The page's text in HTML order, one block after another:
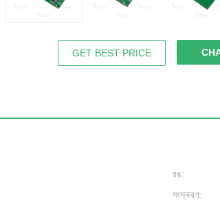
GET BEST PRICE
রঙ:
সংস্করণ: